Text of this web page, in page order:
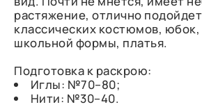
растяжение, отлично
классических костюмов,
школьной формы, платья.
Подготовка к раскрою:
Иглы: №70–80;
Нити: №30–40.